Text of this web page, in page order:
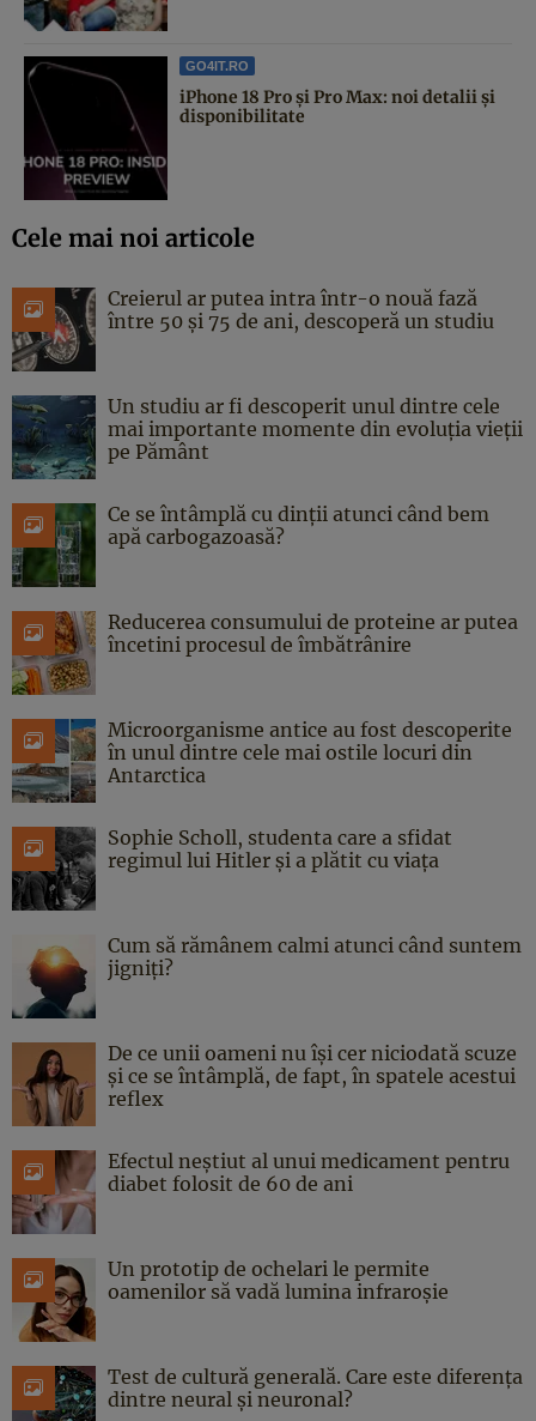
GO4IT.RO
iPhone 18 Pro și Pro Max: noi detalii și
disponibilitate
Cele mai noi articole
Creierul ar putea intra într-o nouă fază
între 50 și 75 de ani, descoperă un studiu
Un studiu ar fi descoperit unul dintre cele
mai importante momente din evoluția vieții
pe Pământ
Ce se întâmplă cu dinții atunci când bem
apă carbogazoasă?
Reducerea consumului de proteine ar putea
încetini procesul de îmbătrânire
Microorganisme antice au fost descoperite
în unul dintre cele mai ostile locuri din
Antarctica
Sophie Scholl, studenta care a sfidat
regimul lui Hitler și a plătit cu viața
Cum să rămânem calmi atunci când suntem
jigniți?
De ce unii oameni nu își cer niciodată scuze
și ce se întâmplă, de fapt, în spatele acestui
reflex
Efectul neștiut al unui medicament pentru
diabet folosit de 60 de ani
Un prototip de ochelari le permite
oamenilor să vadă lumina infraroșie
Test de cultură generală. Care este diferența
dintre neural și neuronal?